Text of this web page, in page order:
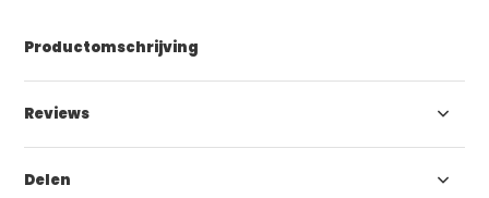
Productomschrijving
Reviews
Delen